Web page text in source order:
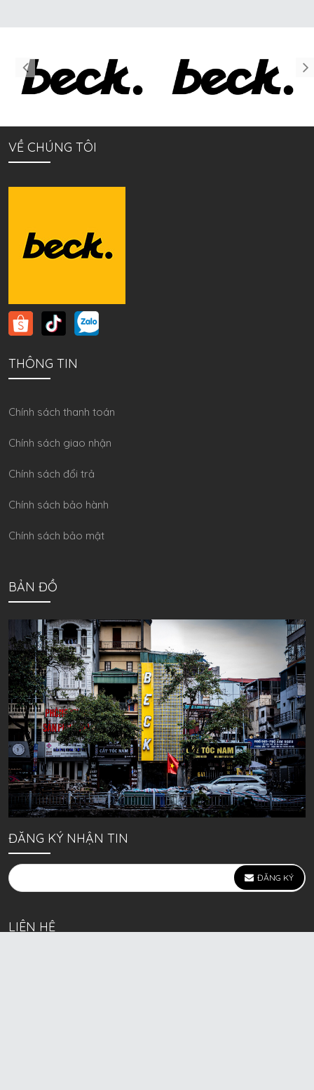
VỀ CHÚNG TÔI
THÔNG TIN
Chính sách thanh toán
Chính sách giao nhận
Chính sách đổi trả
Chính sách bảo hành
Chính sách bảo mật
BẢN ĐỒ
ĐĂNG KÝ NHẬN TIN
ĐĂNG KÝ
LIÊN HỆ